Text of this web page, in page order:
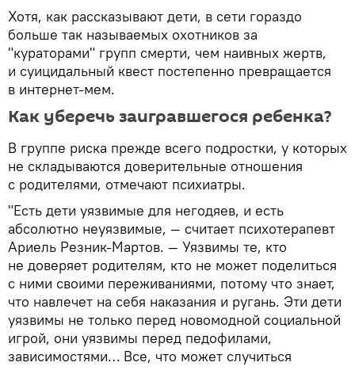
Хотя, как рассказывают дети, в сети гораздо
больше так называемых охотников за
"кураторами" групп смерти, чем наивных жертв,
и суицидальный квест постепенно превращается
в интернет-мем.
Как уберечь заигравшегося ребенка?
В группе риска прежде всего подростки, у которых
не складываются доверительные отношения
с родителями, отмечают психиатры.
"Есть дети уязвимые для негодяев, и есть
абсолютно неуязвимые, — считает психотерапевт
Ариель Резник-Мартов. — Уязвимы те, кто
не доверяет родителям, кто не может поделиться
с ними своими переживаниями, потому что знает,
что навлечет на себя наказания и ругань. Эти дети
уязвимы не только перед новомодной социальной
игрой, они уязвимы перед педофилами,
зависимостями… Все, что может случиться